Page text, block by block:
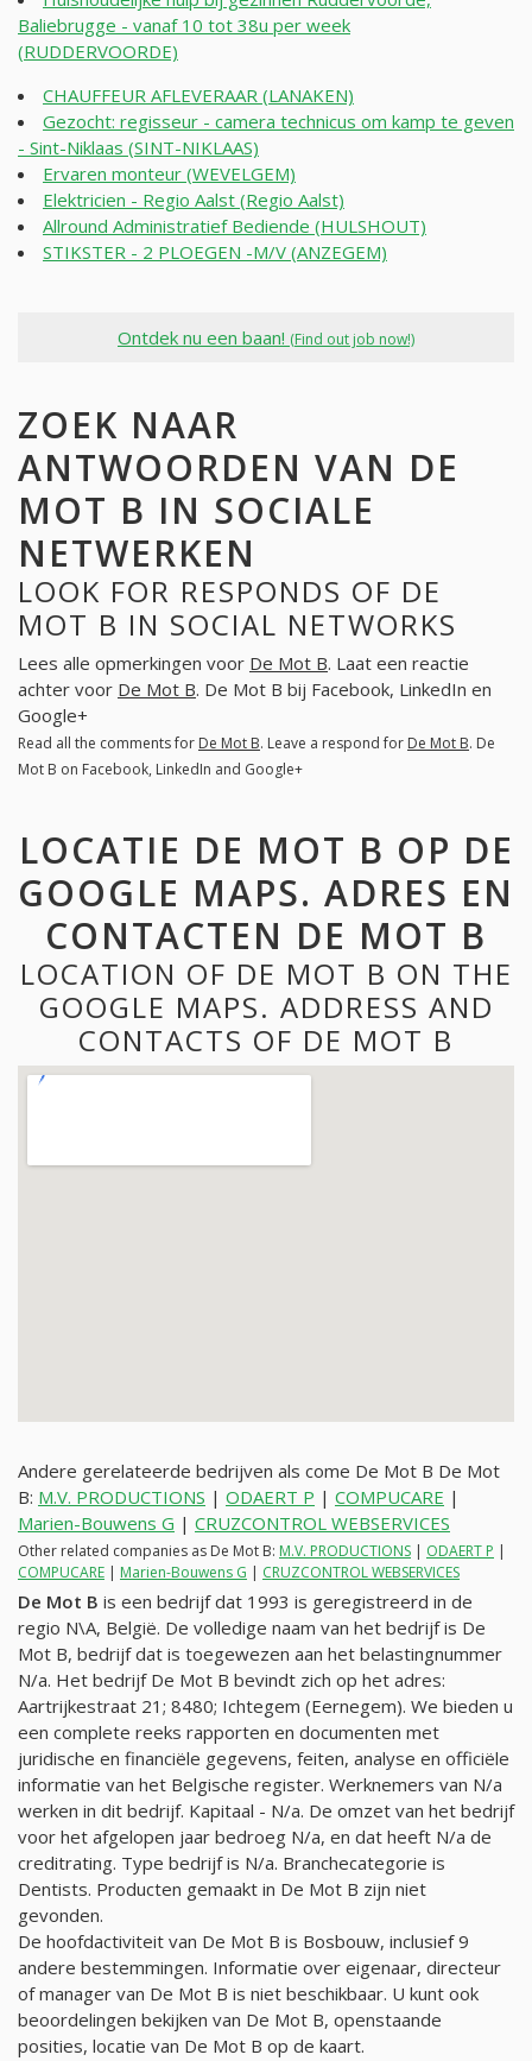
Baliebrugge - vanaf 10 tot 38u per week
(RUDDERVOORDE)
CHAUFFEUR AFLEVERAAR (LANAKEN)
Gezocht: regisseur - camera technicus om kamp te geven
- Sint-Niklaas (SINT-NIKLAAS)
Ervaren monteur (WEVELGEM)
Elektricien - Regio Aalst (Regio Aalst)
Allround Administratief Bediende (HULSHOUT)
STIKSTER - 2 PLOEGEN -M/V (ANZEGEM)
Ontdek nu een baan! (Find out job now!)
ZOEK NAAR
ANTWOORDEN VAN DE
MOT B IN SOCIALE
NETWERKEN
LOOK FOR RESPONDS OF DE
MOT B IN SOCIAL NETWORKS
Lees alle opmerkingen voor De Mot B. Laat een reactie
achter voor De Mot B. De Mot B bij Facebook, LinkedIn en
Google+
Read all the comments for De Mot B. Leave a respond for De Mot B. De
Mot B on Facebook, LinkedIn and Google+
LOCATIE DE MOT B OP DE
GOOGLE MAPS. ADRES EN
CONTACTEN DE MOT B
LOCATION OF DE MOT B ON THE
GOOGLE MAPS. ADDRESS AND
CONTACTS OF DE MOT B
Andere gerelateerde bedrijven als come De Mot B De Mot
B: M.V. PRODUCTIONS | ODAERT P | COMPUCARE |
Marien-Bouwens G | CRUZCONTROL WEBSERVICES
Other related companies as De Mot B: M.V. PRODUCTIONS | ODAERT P |
COMPUCARE | Marien-Bouwens G | CRUZCONTROL WEBSERVICES
De Mot B is een bedrijf dat 1993 is geregistreerd in de
regio N\A, België. De volledige naam van het bedrijf is De
Mot B, bedrijf dat is toegewezen aan het belastingnummer
N/a. Het bedrijf De Mot B bevindt zich op het adres:
Aartrijkestraat 21; 8480; Ichtegem (Eernegem). We bieden u
een complete reeks rapporten en documenten met
juridische en financiële gegevens, feiten, analyse en officiële
informatie van het Belgische register. Werknemers van N/a
werken in dit bedrijf. Kapitaal - N/a. De omzet van het bedrijf
voor het afgelopen jaar bedroeg N/a, en dat heeft N/a de
creditrating. Type bedrijf is N/a. Branchecategorie is
Dentists. Producten gemaakt in De Mot B zijn niet
gevonden.
De hoofdactiviteit van De Mot B is Bosbouw, inclusief 9
andere bestemmingen. Informatie over eigenaar, directeur
of manager van De Mot B is niet beschikbaar. U kunt ook
beoordelingen bekijken van De Mot B, openstaande
posities, locatie van De Mot B op de kaart.